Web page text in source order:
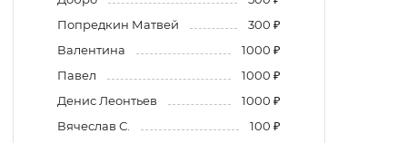
Попредкин Матвей
300 ₽
Валентина
1000 ₽
Павел
1000 ₽
Денис Леонтьев
1000 ₽
Вячеслав С.
100 ₽